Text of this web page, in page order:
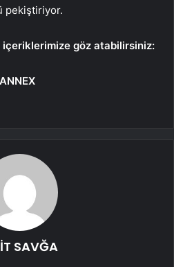
pekiştiriyor.
göz atabilirsiniz:
SAVĞA